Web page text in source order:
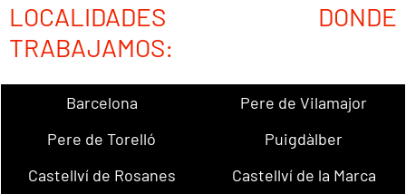
LOCALIDADES DONDE
TRABAJAMOS:
Barcelona
Pere de Vilamajor
Pere de Torelló
Puigdàlber
Castellví de Rosanes
Castellví de la Marca